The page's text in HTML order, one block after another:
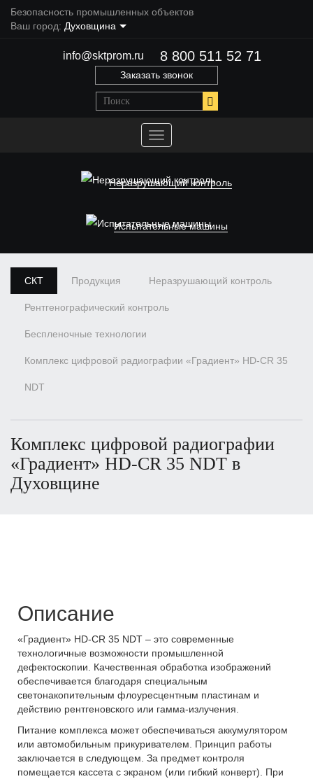
Безопасность промышленных объектов
Ваш город: Духовщина
info@sktprom.ru 8 800 511 52 71
Заказать звонок
Переключить
навигацию
Неразрушающий контроль
Испытательные машины
СКТ Продукция Неразрушающий контроль
Рентгенографический контроль
Беспленочные технологии
Комплекс цифровой радиографии «Градиент» HD-CR 35
NDT
Комплекс цифровой радиографии
«Градиент» HD-CR 35 NDT в
Духовщине
Описание
«Градиент» HD-CR 35 NDT – это современные
технологичные возможности промышленной
дефектоскопии. Качественная обработка изображений
обеспечивается благодаря специальным
светонакопительным флоуресцентным пластинам и
действию рентгеновского или гамма-излучения.
Питание комплекса может обеспечиваться аккумулятором
или автомобильным прикуривателем. Принцип работы
заключается в следующем. За предмет контроля
помещается кассета с экраном (или гибкий конверт). При